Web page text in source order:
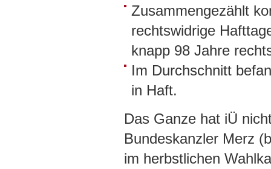
Zusammengezählt
rechtswidrige
knapp 98 Jahre
Im Durchschnitt
in Haft.
Das Ganze hat iÜ
Bundeskanzler Merz
im herbstlichen